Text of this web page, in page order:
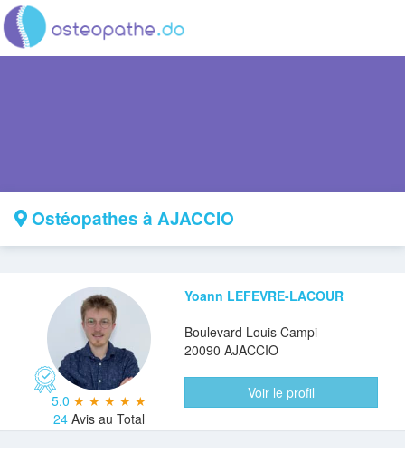
Ostéopathes à AJACCIO
5.0 ★ ★ ★ ★ ★
24 Avis au Total
Yoann LEFEVRE-LACOUR
Boulevard Louis Campi
20090 AJACCIO
Voir le profil